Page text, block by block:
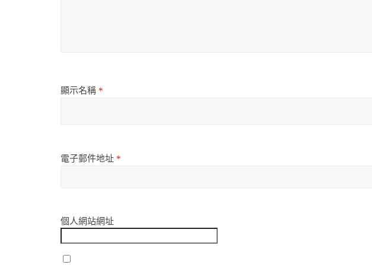
顯示名稱 *
電子郵件地址 *
個人網站網址